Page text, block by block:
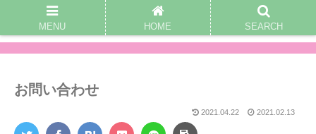
お問い合わせ
2021.04.22 2021.02.13
MENU HOME SEARCH